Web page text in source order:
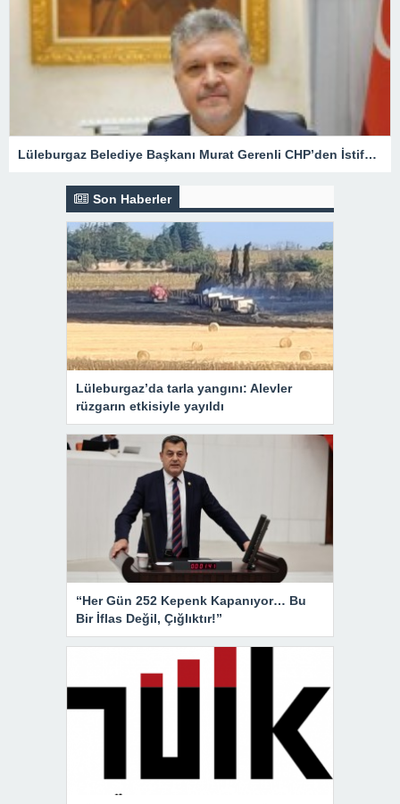
Lüleburgaz Belediye Başkanı Murat Gerenli CHP’den İstifa Etti
Son Haberler
Lüleburgaz’da tarla yangını: Alevler
rüzgarın etkisiyle yayıldı
“Her Gün 252 Kepenk Kapanıyor… Bu
Bir İflas Değil, Çığlıktır!”